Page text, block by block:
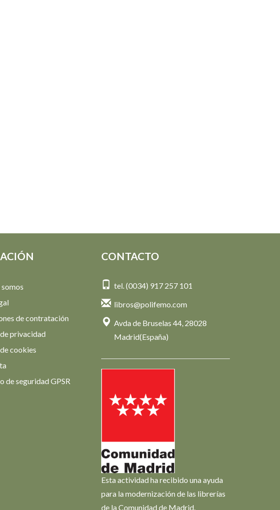
de contratación
privacidad
cookies
de seguridad GPSR
CONTACTO
tel. (0034) 917 257 101
libros@polifemo.com
Avda de Bruselas 44, 28028
Madrid(España)
Esta actividad ha recibido una ayuda
para la modernización de las librerías
de la Comunidad de Madrid.